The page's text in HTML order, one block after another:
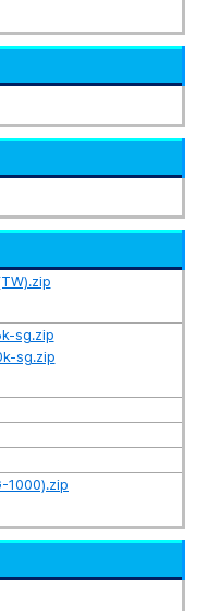
sg.zip
sg.zip
1000).zip